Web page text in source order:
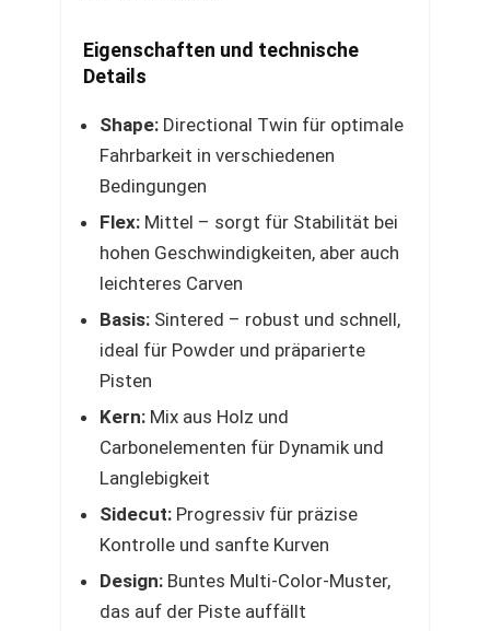
Eigenschaften und technische
Details
Shape: Directional Twin für optimale
Fahrbarkeit in verschiedenen
Bedingungen
Flex: Mittel – sorgt für Stabilität bei
hohen Geschwindigkeiten, aber auch
leichteres Carven
Basis: Sintered – robust und schnell,
ideal für Powder und präparierte
Pisten
Kern: Mix aus Holz und
Carbonelementen für Dynamik und
Langlebigkeit
Sidecut: Progressiv für präzise
Kontrolle und sanfte Kurven
Design: Buntes Multi-Color-Muster,
das auf der Piste auffällt